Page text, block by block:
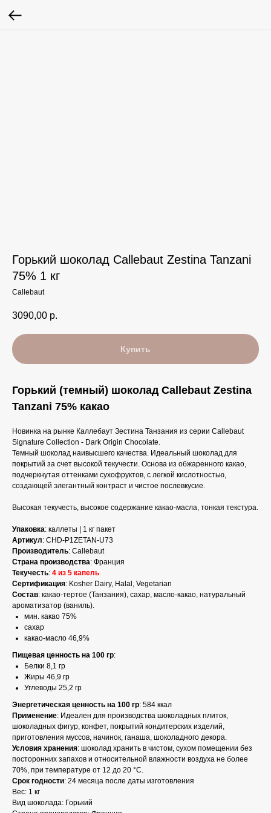
Горький шоколад Callebaut Zestina Tanzani
75% 1 кг
Callebaut
3090,00 р.
Купить
Горький (темный) шоколад Callebaut Zestina
Tanzani 75% какао
Новинка на рынке Каллебаут Зестина Танзания из серии Callebaut
Signature Collection - Dark Origin Chocolate.
Темный шоколад наивысшего качества. Идеальный шоколад для
покрытий за счет высокой текучести. Основа из обжаренного какао,
подчеркнутая оттенками сухофруктов, с легкой кислотностью,
создающей элегантный контраст и чистое послевкусие.
Высокая текучесть, высокое содержание какао-масла, тонкая текстура.
Упаковка: каллеты | 1 кг пакет
Артикул: CHD-P1ZETAN-U73
Производитель: Callebaut
Страна производства: Франция
Текучесть: 4 из 5 капель
Сертификация: Kosher Dairy, Halal, Vegetarian
Состав: какао-тертое (Танзания), сахар, масло-какао, натуральный
ароматизатор (ваниль).
мин. какао 75%
сахар
какао-масло 46,9%
Пищевая ценность на 100 гр:
Белки 8,1 гр
Жиры 46,9 гр
Углеводы 25,2 гр
Энергетическая ценность на 100 гр: 584 ккал
Применение: Идеален для производства шоколадных плиток,
шоколадных фигур, конфет, покрытий кондитерских изделий,
приготовления муссов, начинок, ганаша, шоколадного декора.
Условия хранения: шоколад хранить в чистом, сухом помещении без
посторонних запахов и относительной влажности воздуха не более
70%, при температуре от 12 до 20 °C.
Срок годности: 24 месяца после даты изготовления
Вес: 1 кг
Вид шоколада: Горький